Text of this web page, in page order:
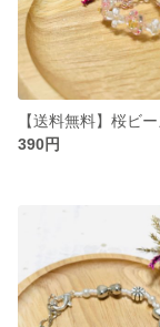
390円